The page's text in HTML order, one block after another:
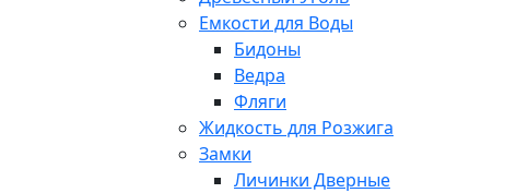
Емкости для Воды
Бидоны
Ведра
Фляги
Жидкость для Розжига
Замки
Личинки Дверные